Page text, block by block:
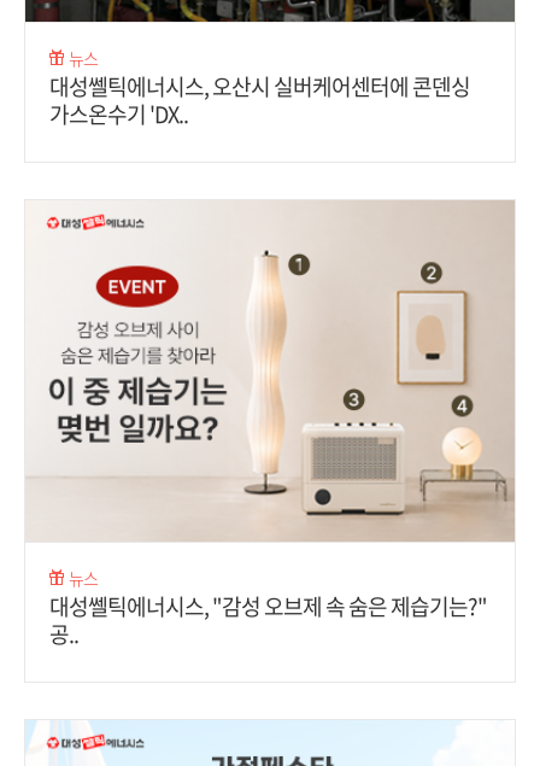
뉴스
대성쎌틱에너시스, 오산시 실버케어센터에 콘덴싱
가스온수기 'DX..
뉴스
대성쎌틱에너시스, "감성 오브제 속 숨은 제습기는?"
공..